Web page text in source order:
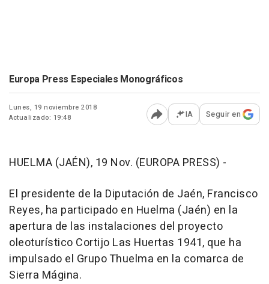
Europa Press Especiales Monográficos
Lunes, 19 noviembre 2018
Actualizado: 19:48
Abrir opciones para
IA Seguir en
HUELMA (JAÉN), 19 Nov. (EUROPA PRESS) -
El presidente de la Diputación de Jaén, Francisco
Reyes, ha participado en Huelma (Jaén) en la
apertura de las instalaciones del proyecto
oleoturístico Cortijo Las Huertas 1941, que ha
impulsado el Grupo Thuelma en la comarca de
Sierra Mágina.